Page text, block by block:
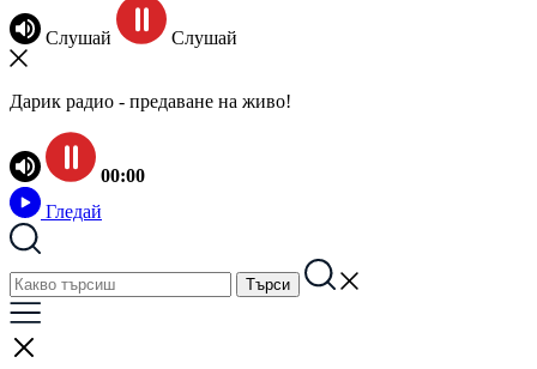
Слушай Слушай
Дарик радио - предаване на живо!
00:00
Гледай